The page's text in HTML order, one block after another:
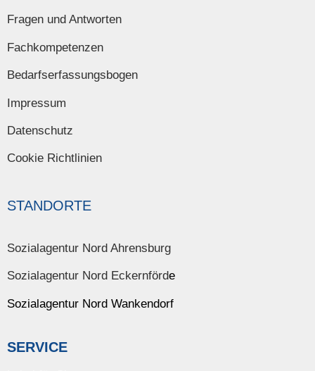
Fragen und Antworten
Fachkompetenzen
Bedarfserfassungsbogen
Impressum
Datenschutz
Cookie Richtlinien
STANDORTE
Sozialagentur Nord Ahrensburg
Sozialagentur Nord Eckernförde
Sozialagentur Nord Wankendorf
SERVICE